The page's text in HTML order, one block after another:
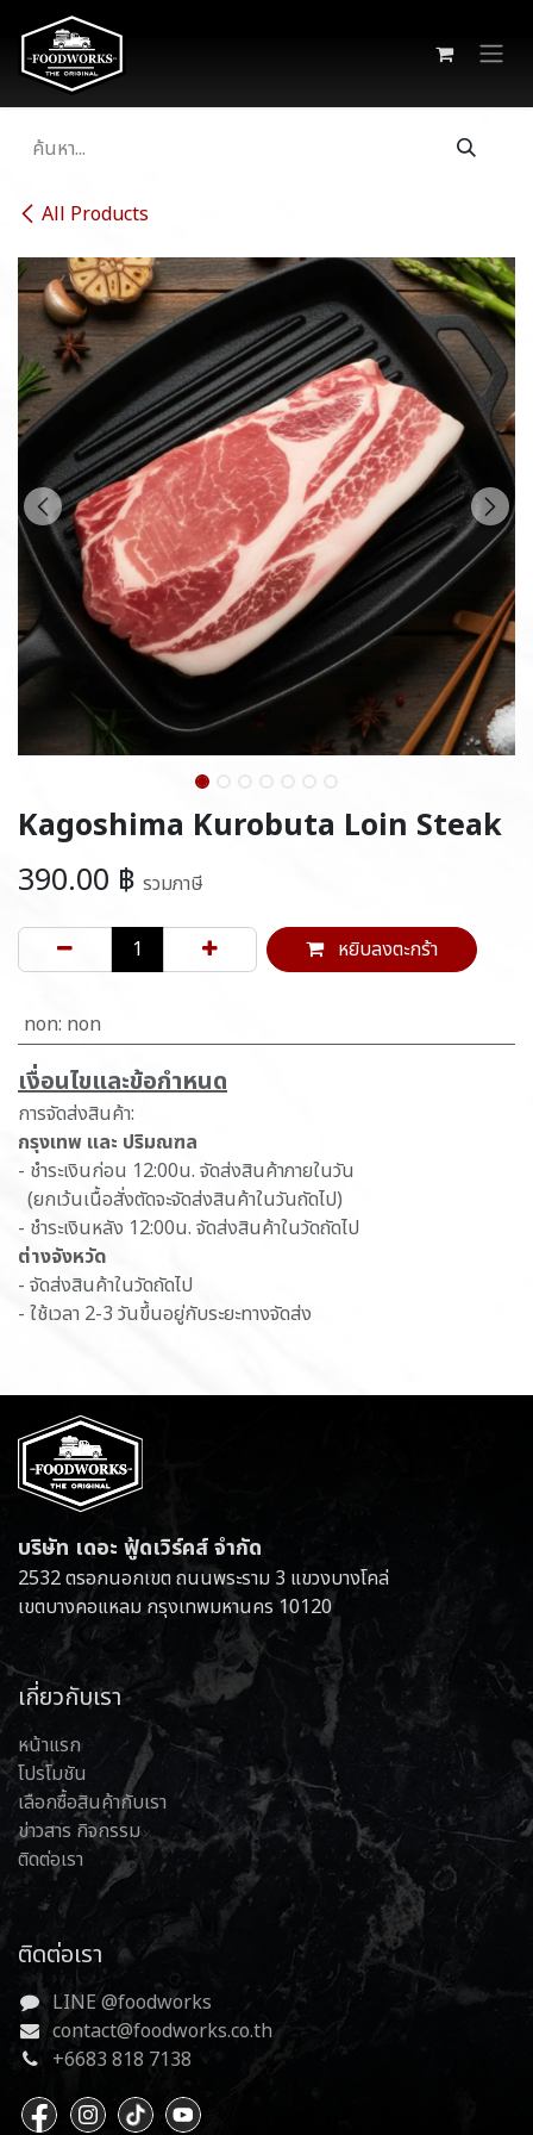
Skip to Content
All Products
Kagoshima Kurobuta Loin Steak
390.00 ฿ รวมภาษี
หยิบลงตะกร้า
non: non
เ​งื่อนไขและข้อกำหนด
การจัดส่งสินค้า:
กรุงเทพ และ ปริมณฑล
- ชำระเงินก่อน 12:00น. จัดส่งสินค้าภายในวัน
(ยกเว้นเนื้อสั่งตัดจะจัดส่งสินค้าในวันถัดไป)
- ชำระเงินหลัง 12:00น. จัดส่งสินค้าในวัดถัดไป
ต่างจังหวัด
- จัดส่งสินค้าในวัดถัดไป
- ใช้เวลา 2-3 วันขึ้นอยู่กับระยะทางจัดส่ง
บริษัท เดอะ ฟู้ดเวิร์คส์ จำกัด
2532 ตรอกนอกเขต ถนนพระราม 3 แขวงบางโคล่
เขตบางคอแหลม กรุงเทพมหานคร 10120
เกี่ยวกับเรา
หน้าแรก
โปรโมชัน
เลือกซื้อสินค้ากับเรา
ข่าวสาร กิจกรรม
ติดต่อเรา
ติดต่อเรา
LINE @foodworks
contact@foodworks.co.th
+6683 818 7138